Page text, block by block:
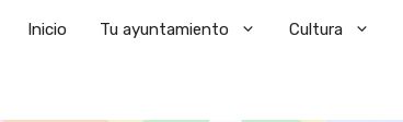
Inicio Tu ayuntamiento Cultura